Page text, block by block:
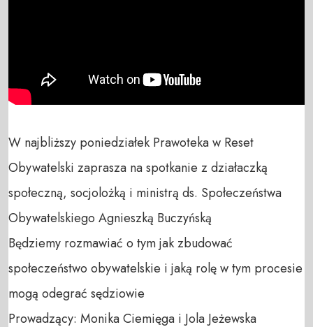
W najbliższy poniedziałek Prawoteka w Reset
Obywatelski zaprasza na spotkanie z działaczką
społeczną, socjolożką i ministrą ds. Społeczeństwa
Obywatelskiego Agnieszką Buczyńską
Będziemy rozmawiać o tym jak zbudować
społeczeństwo obywatelskie i jaką rolę w tym procesie
mogą odegrać sędziowie
Prowadzący: Monika Ciemięga i Jola Jeżewska